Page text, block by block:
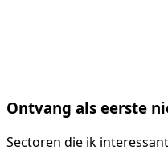
Ontvang als eerste
Sectoren die ik